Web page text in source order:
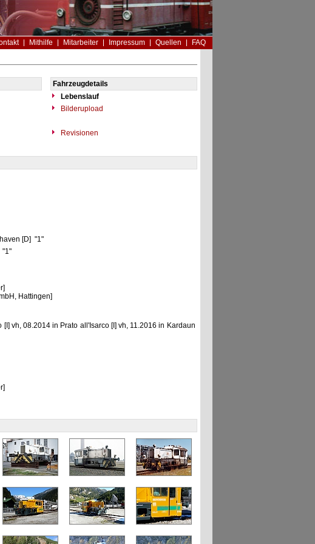
Mithilfe Mitarbeiter Impressum Quellen
FAQ
Fahrzeugdetails
Lebenslauf
Bilderupload
Revisionen
[D] "1"
"1"
Hattingen]
vh, 08.2014 in Prato all'Isarco [I] vh, 11.2016 in Kardaun